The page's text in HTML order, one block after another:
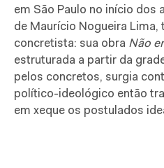
em São Paulo no início dos
de Maurício Nogueira Lima,
concretista: sua obra Não
estruturada a partir da
pelos concretos, surgia
político-ideológico então
em xeque os postulados